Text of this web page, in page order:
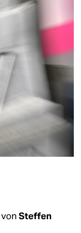
von Steffen